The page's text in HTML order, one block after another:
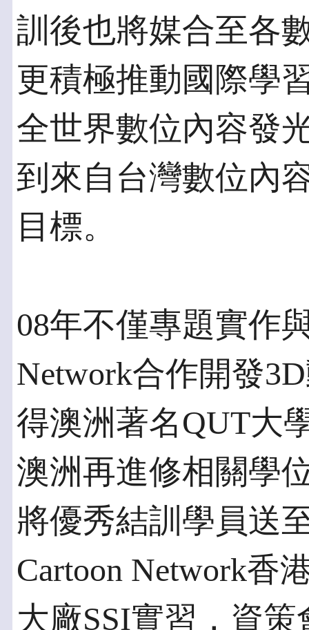
訓後也將媒合至各
更積極推動國際學
全世界數位內容發
到來自台灣數位內
目標。
08年不僅專題實作
Network合作開發
得澳洲著名QUT大
澳洲再進修相關學
將優秀結訓學員送
Cartoon Network香
大廠SSI實習，資